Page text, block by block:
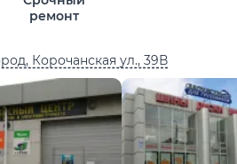
ремонт
Корочанская ул., 39В